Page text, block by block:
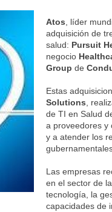
Atos , líder
adquisición de
salud: Pursuit
negocio
Group de
Estas
Solutions ,
de TI en Salud
a proveedores y
y a atender los
Las empresas
en el sector de
tecnología, la
capacidades de